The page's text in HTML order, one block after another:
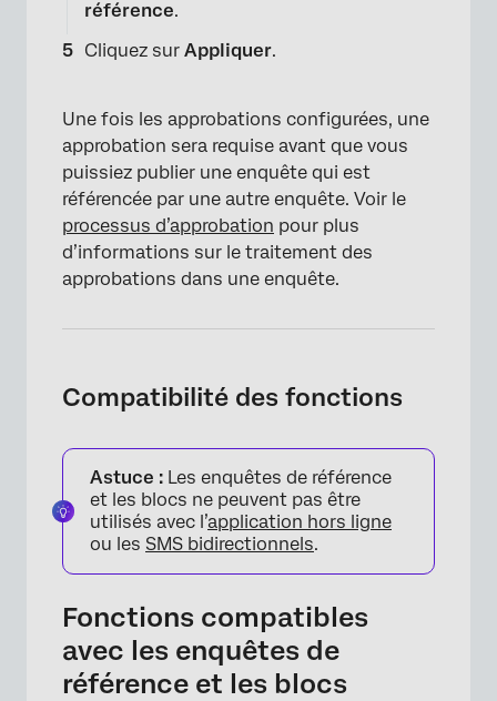
référence.
Cliquez sur Appliquer.
Une fois les approbations configurées, une
approbation sera requise avant que vous
puissiez publier une enquête qui est
référencée par une autre enquête. Voir le
processus d’approbation pour plus
d’informations sur le traitement des
approbations dans une enquête.
Compatibilité des fonctions
Astuce : Les enquêtes de référence
et les blocs ne peuvent pas être
utilisés avec l’application hors ligne
ou les SMS bidirectionnels.
Fonctions compatibles
avec les enquêtes de
référence et les blocs